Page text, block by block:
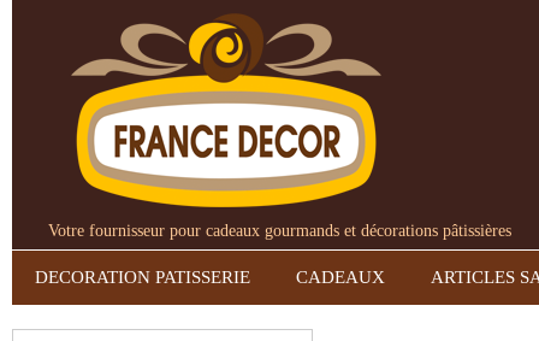
Votre fournisseur pour cadeaux gourmands et décorations pâtissières
DECORATION PATISSERIE CADEAUX ARTICLES